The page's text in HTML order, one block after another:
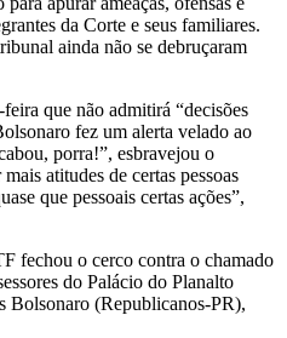
da Corte e seus familiares.
ainda não se debruçaram
que não admitirá “decisões
fez um alerta velado ao
porra!”, esbravejou o
atitudes de certas pessoas
que pessoais certas ações”,
fechou o cerco contra o chamado
do Palácio do Planalto
Bolsonaro (Republicanos-PR),